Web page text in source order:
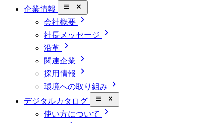
企業情報 close_small
会社概要 chevron_right
社長メッセージ chevron_right
沿革 chevron_right
関連企業 chevron_right
採用情報 chevron_right
環境への取り組み chevron_right
デジタルカタログ close_small
使い方について chevron_right